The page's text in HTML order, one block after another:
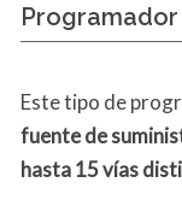
Este tipo de
fuente de
hasta 15 vías